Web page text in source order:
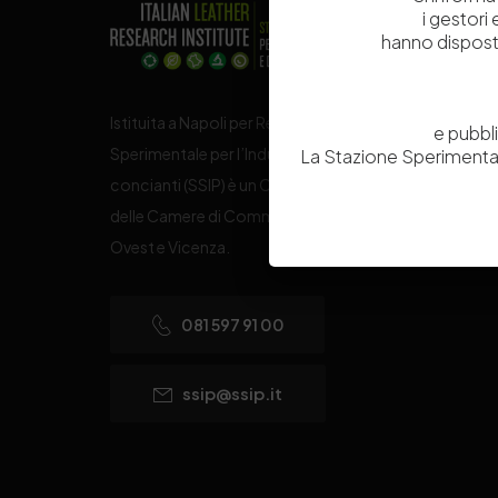
Istituita a Napoli per Regio Decreto nel 1885, la
Sperimentale per l’Industria delle Pelli e delle materie
concianti (SSIP) è un Organismo di Ricerca Nazionale
delle Camere di Commercio di Napoli, Toscana Nord-
Ovest e Vicenza.
081 597 91 00
ssip@ssip.it
i gestori
hanno
e
La Stazione